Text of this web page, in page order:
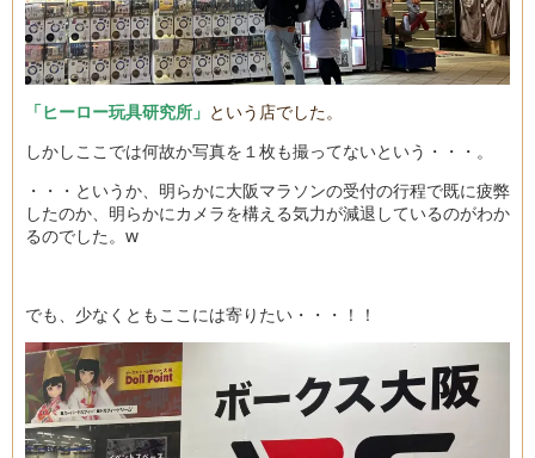
「ヒーロー玩具研究所」 という店でした。
しかしここでは何故か写真を１枚も撮ってないという・・・。
・・・というか、明らかに大阪マラソンの受付の行程で既に疲弊
したのか、明らかにカメラを構える気力が減退しているのがわか
るのでした。w
でも、少なくともここには寄りたい・・・！！